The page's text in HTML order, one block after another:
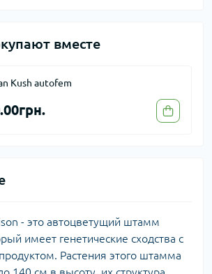
вместе
Kush autofem
- это автоцветущий штамм
имеет генетические сходства с
Растения этого штамма